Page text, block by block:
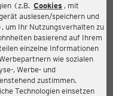
(z.B. Cookies , mit
auslesen/speichern und
um Ihr Nutzungsverhalten zu
basierend auf Ihrem
einzelne Informationen
wie sozialen
, Werbe- und
zustimmen.
Technologien einsetzen
6